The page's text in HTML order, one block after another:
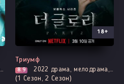
Все серии
18+
Триумф
8.9 2022 драма, мелодрама, триллер, про школу и школьников
(1 Сезон, 2 Сезон)